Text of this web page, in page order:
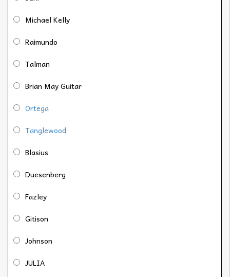
Michael Kelly
Raimundo
Talman
Brian May Guitar
Ortega
Tanglewood
Blasius
Duesenberg
Fazley
Gitison
Johnson
JULIA